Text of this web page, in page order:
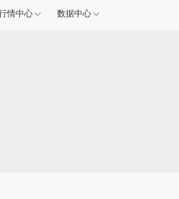
情中心 数据中心